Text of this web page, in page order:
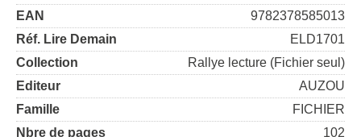
EAN
9782378585013
Réf. Lire Demain
ELD1701
Collection
Rallye lecture (Fichier seul)
Editeur
AUZOU
Famille
FICHIER
Nbre de pages
102